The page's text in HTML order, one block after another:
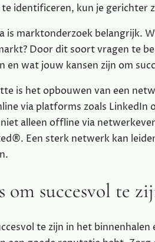
te identificeren, kun je gerichter
is marktonderzoek belangrijk.
Door dit soort vragen te
en wat jouw kansen zijn om
is het opbouwen van een
via platforms zoals
alleen offline via
Een sterk netwerk kan
om succesvol te
te zijn in het